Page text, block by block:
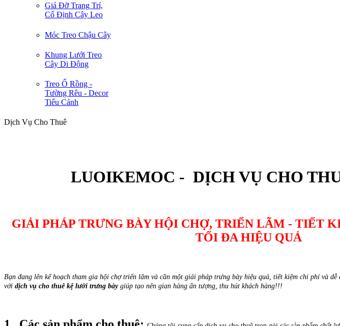
Giá Đỡ Trang Trí,
Cố Định Cây Leo
Móc Treo Chậu Cây
Khung Lưới Treo
Cây Di Động
Treo Ổ Rồng -
Tường Rêu - Decor
Tiểu Cảnh
Dịch Vụ Cho Thuê
LUOIKEMOC - DỊCH VỤ CHO
GIẢI PHÁP TRƯNG BÀY HỘI CHỢ, TRIỂN LÃM - TIẾT
TỐI ĐA HIỆU QUẢ
Bạn đang lên kế hoạch tham gia hội chợ triển lãm và cần một giải pháp trưng bày hiệu quả, tiết kiệm chi phí và dễ
với dịch vụ cho thuê kệ lưới trưng bày giúp tạo nên gian hàng ấn tượng, thu hút khách hàng!!!